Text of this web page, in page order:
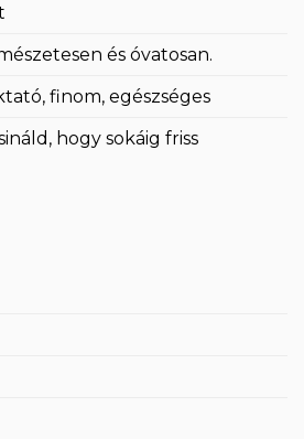
és óvatosan.
finom, egészséges
hogy sokáig friss